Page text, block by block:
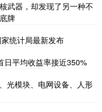
武器，却发现了另一种不
牌
统计局最新发布
日平均收益率接近350%
光模块、电网设备、人形